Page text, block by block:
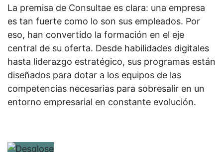
La premisa de Consultae es clara: una empresa
es tan fuerte como lo son sus empleados. Por
eso, han convertido la formación en el eje
central de su oferta. Desde habilidades digitales
hasta liderazgo estratégico, sus programas están
diseñados para dotar a los equipos de las
competencias necesarias para sobresalir en un
entorno empresarial en constante evolución.